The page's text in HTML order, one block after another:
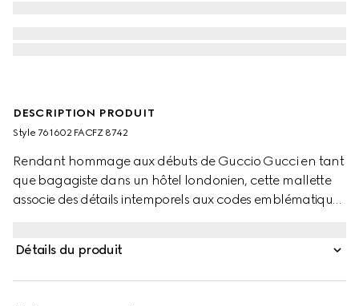
DESCRIPTION PRODUIT
Style ‎761602 FACFZ 8742
Rendant hommage aux débuts de Guccio Gucci en tant
que bagagiste dans un hôtel londonien, cette mallette
associe des détails intemporels aux codes emblématiques
cadenas avec une clé révèle un miroir pliable sur la
Détails du produit